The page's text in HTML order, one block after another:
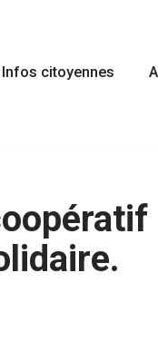
Infos citoyennes